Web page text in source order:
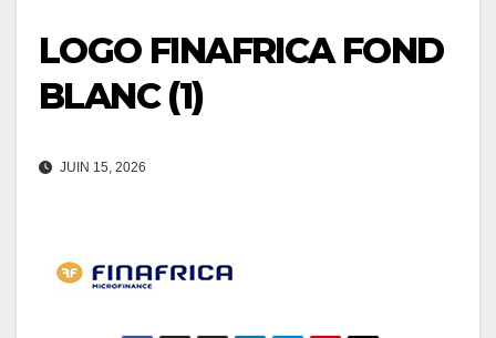
LOGO FINAFRICA FOND
BLANC (1)
JUIN 15, 2026